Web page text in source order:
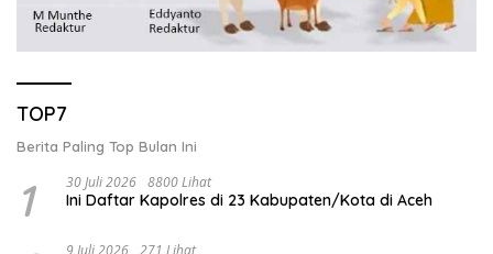
TOP7
Berita Paling Top Bulan Ini
1 30 Juli 2026 8800 Lihat
Ini Daftar Kapolres di 23 Kabupaten/Kota di Aceh
9 Juli 2026 271 Lihat